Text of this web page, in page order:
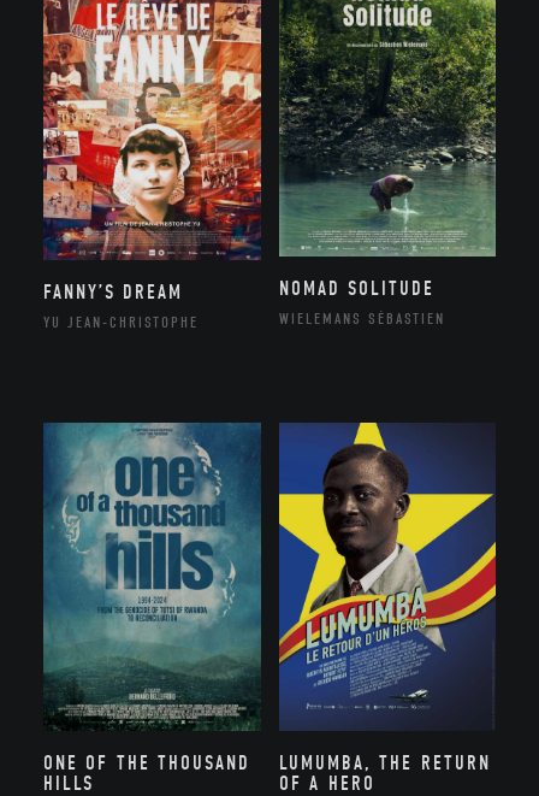
FANNY’S DREAM
YU JEAN-CHRISTOPHE
NOMAD SOLITUDE
WIELEMANS SÉBASTIEN
ONE OF THE THOUSAND
HILLS
LUMUMBA, THE RETURN
OF A HERO